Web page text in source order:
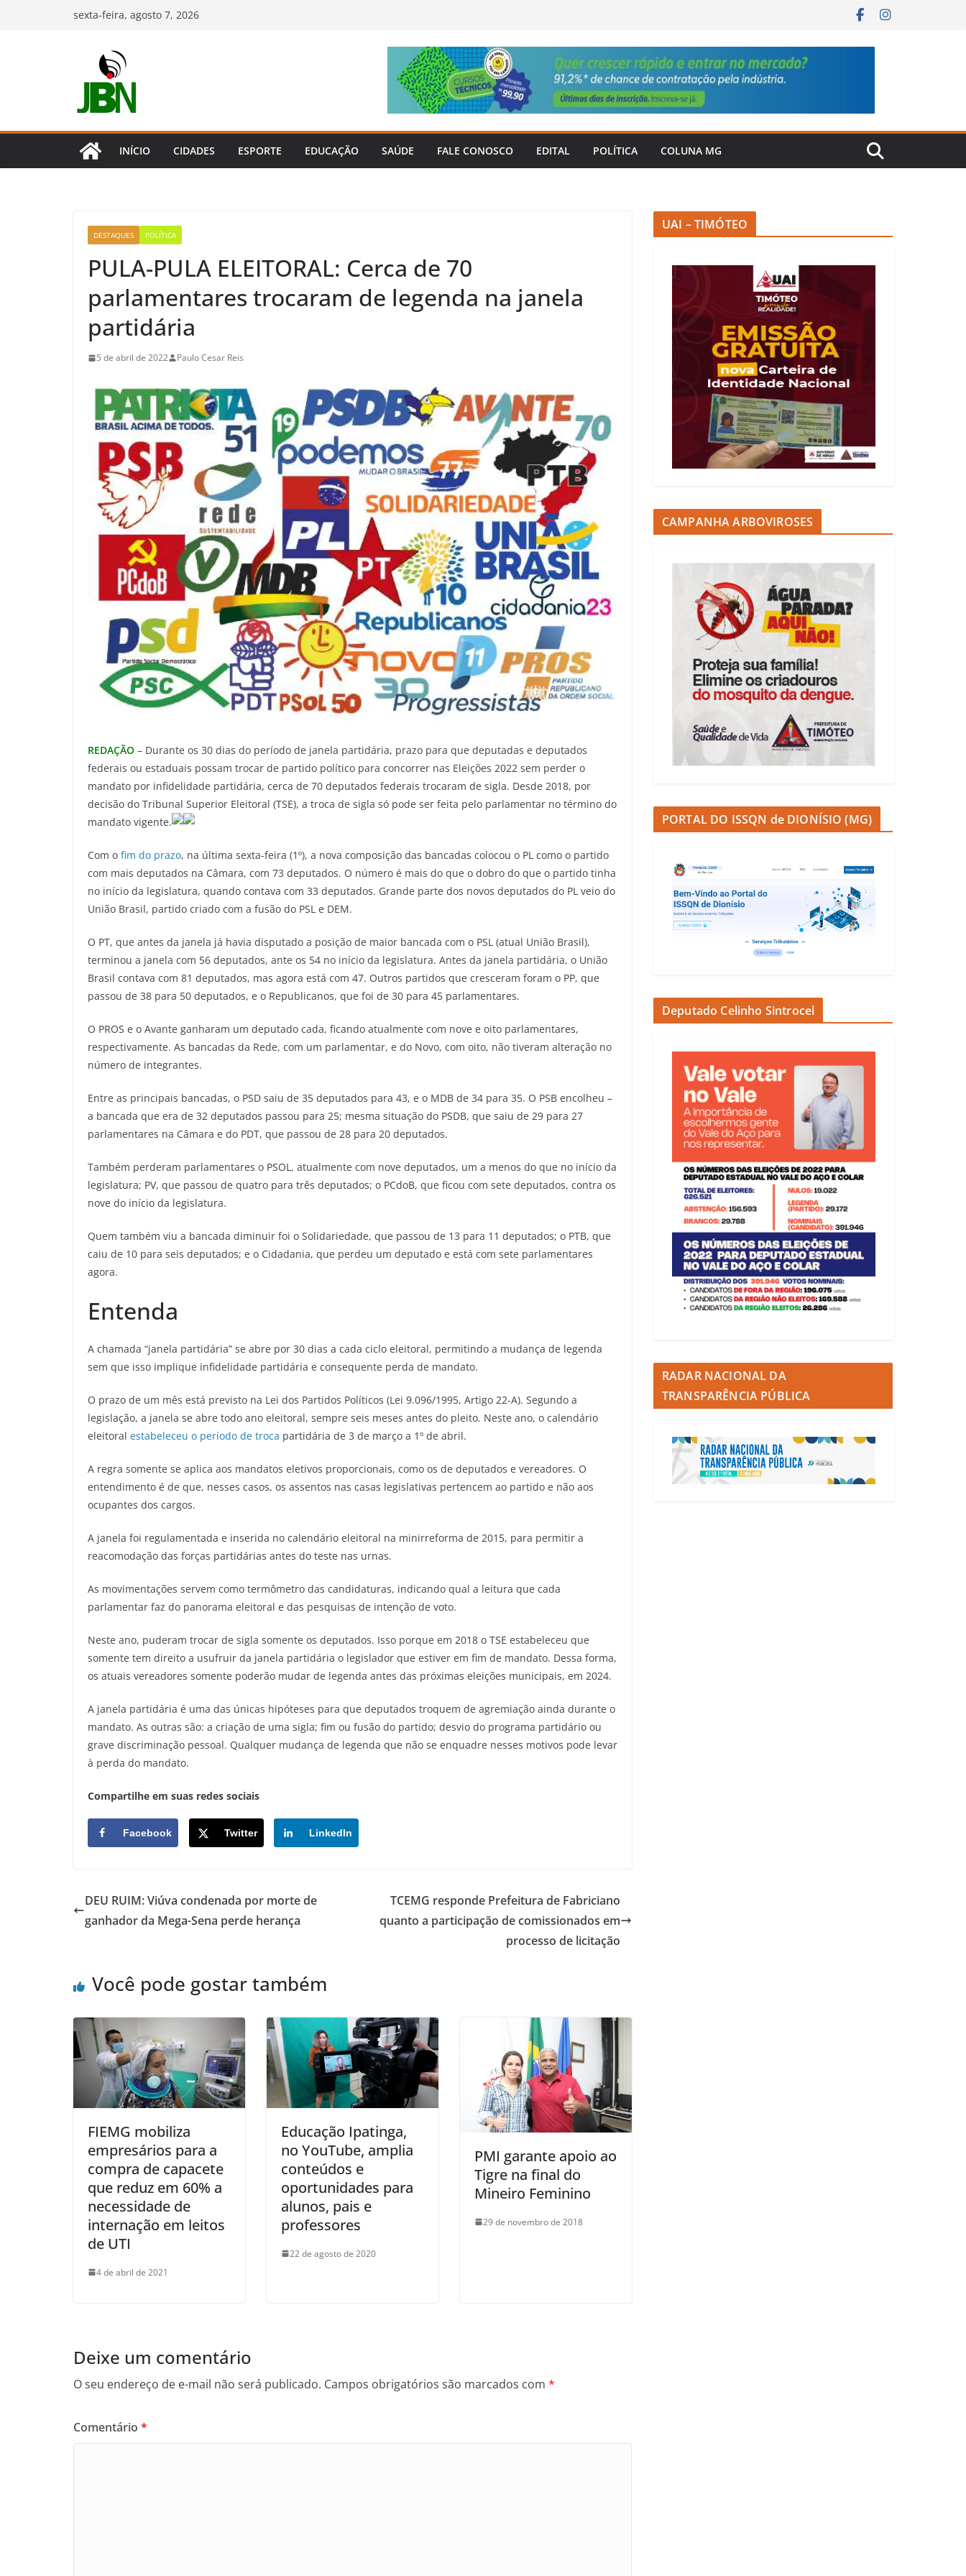
sexta-feira, agosto 7, 2026
INÍCIO CIDADES ESPORTE EDUCAÇÃO SAÚDE FALE CONOSCO EDITAL POLÍTICA COLUNA MG
DESTAQUES POLÍTICA
PULA-PULA ELEITORAL: Cerca de 70
parlamentares trocaram de legenda na janela
partidária
5 de abril de 2022 Paulo Cesar Reis
REDAÇÃO – Durante os 30 dias do período de janela partidária, prazo para que deputadas e deputados
federais ou estaduais possam trocar de partido político para concorrer nas Eleições 2022 sem perder o
mandato por infidelidade partidária, cerca de 70 deputados federais trocaram de sigla. Desde 2018, por
decisão do Tribunal Superior Eleitoral (TSE), a troca de sigla só pode ser feita pelo parlamentar no término do
mandato vigente.
Com o fim do prazo, na última sexta-feira (1º), a nova composição das bancadas colocou o PL como o partido
com mais deputados na Câmara, com 73 deputados. O número é mais do que o dobro do que o partido tinha
no início da legislatura, quando contava com 33 deputados. Grande parte dos novos deputados do PL veio do
União Brasil, partido criado com a fusão do PSL e DEM.
O PT, que antes da janela já havia disputado a posição de maior bancada com o PSL (atual União Brasil),
terminou a janela com 56 deputados, ante os 54 no início da legislatura. Antes da janela partidária, o União
Brasil contava com 81 deputados, mas agora está com 47. Outros partidos que cresceram foram o PP, que
passou de 38 para 50 deputados, e o Republicanos, que foi de 30 para 45 parlamentares.
O PROS e o Avante ganharam um deputado cada, ficando atualmente com nove e oito parlamentares,
respectivamente. As bancadas da Rede, com um parlamentar, e do Novo, com oito, não tiveram alteração no
número de integrantes.
Entre as principais bancadas, o PSD saiu de 35 deputados para 43, e o MDB de 34 para 35. O PSB encolheu –
a bancada que era de 32 deputados passou para 25; mesma situação do PSDB, que saiu de 29 para 27
parlamentares na Câmara e do PDT, que passou de 28 para 20 deputados.
Também perderam parlamentares o PSOL, atualmente com nove deputados, um a menos do que no início da
legislatura; PV, que passou de quatro para três deputados; o PCdoB, que ficou com sete deputados, contra os
nove do início da legislatura.
Quem também viu a bancada diminuir foi o Solidariedade, que passou de 13 para 11 deputados; o PTB, que
caiu de 10 para seis deputados; e o Cidadania, que perdeu um deputado e está com sete parlamentares
agora.
Entenda
A chamada “janela partidária” se abre por 30 dias a cada ciclo eleitoral, permitindo a mudança de legenda
sem que isso implique infidelidade partidária e consequente perda de mandato.
O prazo de um mês está previsto na Lei dos Partidos Políticos (Lei 9.096/1995, Artigo 22-A). Segundo a
legislação, a janela se abre todo ano eleitoral, sempre seis meses antes do pleito. Neste ano, o calendário
eleitoral estabeleceu o período de troca partidária de 3 de março a 1º de abril.
A regra somente se aplica aos mandatos eletivos proporcionais, como os de deputados e vereadores. O
entendimento é de que, nesses casos, os assentos nas casas legislativas pertencem ao partido e não aos
ocupantes dos cargos.
A janela foi regulamentada e inserida no calendário eleitoral na minirreforma de 2015, para permitir a
reacomodação das forças partidárias antes do teste nas urnas.
As movimentações servem como termômetro das candidaturas, indicando qual a leitura que cada
parlamentar faz do panorama eleitoral e das pesquisas de intenção de voto.
Neste ano, puderam trocar de sigla somente os deputados. Isso porque em 2018 o TSE estabeleceu que
somente tem direito a usufruir da janela partidária o legislador que estiver em fim de mandato. Dessa forma,
os atuais vereadores somente poderão mudar de legenda antes das próximas eleições municipais, em 2024.
A janela partidária é uma das únicas hipóteses para que deputados troquem de agremiação ainda durante o
mandato. As outras são: a criação de uma sigla; fim ou fusão do partido; desvio do programa partidário ou
grave discriminação pessoal. Qualquer mudança de legenda que não se enquadre nesses motivos pode levar
à perda do mandato.
Compartilhe em suas redes sociais
Facebook Twitter LinkedIn
DEU RUIM: Viúva condenada por morte de
ganhador da Mega-Sena perde herança
TCEMG responde Prefeitura de Fabriciano
quanto a participação de comissionados em
processo de licitação
Você pode gostar também
FIEMG mobiliza
empresários para a
compra de capacete
que reduz em 60% a
necessidade de
internação em leitos
de UTI
4 de abril de 2021
Educação Ipatinga,
no YouTube, amplia
conteúdos e
oportunidades para
alunos, pais e
professores
22 de agosto de 2020
PMI garante apoio ao
Tigre na final do
Mineiro Feminino
29 de novembro de 2018
Deixe um comentário
O seu endereço de e-mail não será publicado. Campos obrigatórios são marcados com *
Comentário *
UAI – TIMÓTEO
CAMPANHA ARBOVIROSES
PORTAL DO ISSQN de DIONÍSIO (MG)
Deputado Celinho Sintrocel
RADAR NACIONAL DA
TRANSPARÊNCIA PÚBLICA